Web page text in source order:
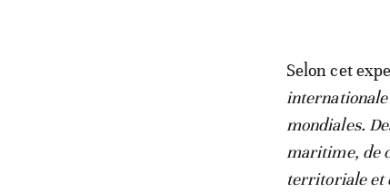
Selon cet
internationale
mondiales.
maritime, de
territoriale et